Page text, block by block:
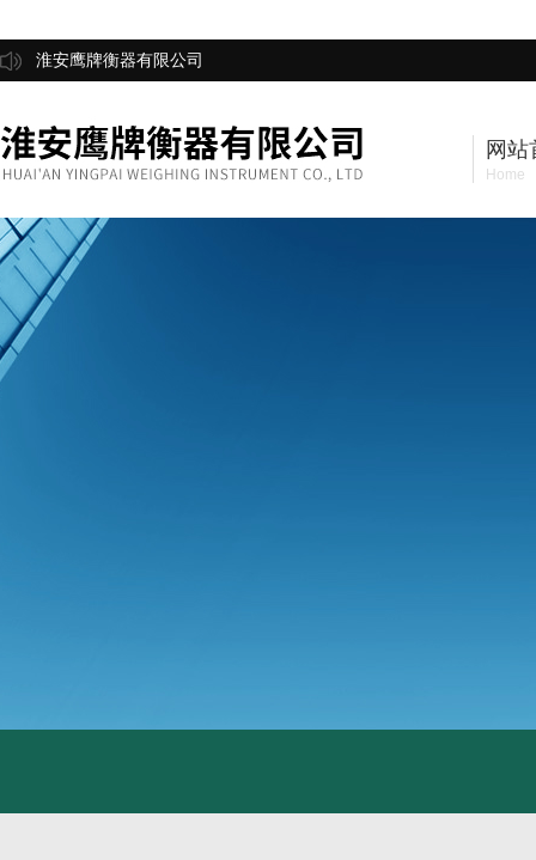
淮安鹰牌衡器有限公司
网站
Home